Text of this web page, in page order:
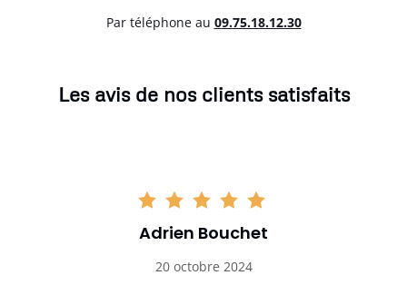
Par téléphone au 09.75.18.12.30
Les avis de nos clients satisfaits
Adrien Bouchet
20 octobre 2024